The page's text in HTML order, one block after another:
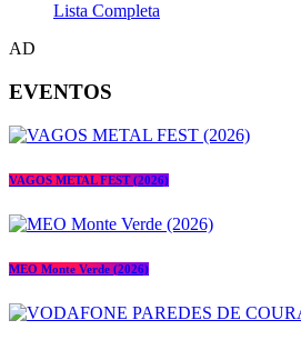
Lista Completa
AD
EVENTOS
VAGOS METAL FEST (2026)
MEO Monte Verde (2026)